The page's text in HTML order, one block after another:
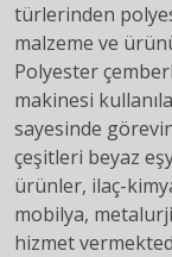
türlerinden
malzeme ve
Polyester
makinesi
sayesinde
çeşitleri beyaz
ürünler, ilaç-
mobilya,
hizmet